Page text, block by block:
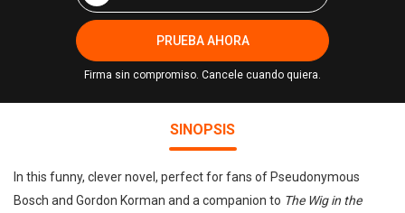
PRUEBA AHORA
Firma sin compromiso. Cancele cuando quiera.
SINOPSIS
In this funny, clever novel, perfect for fans of Pseudonymous
Bosch and Gordon Korman and a companion to The Wig in the